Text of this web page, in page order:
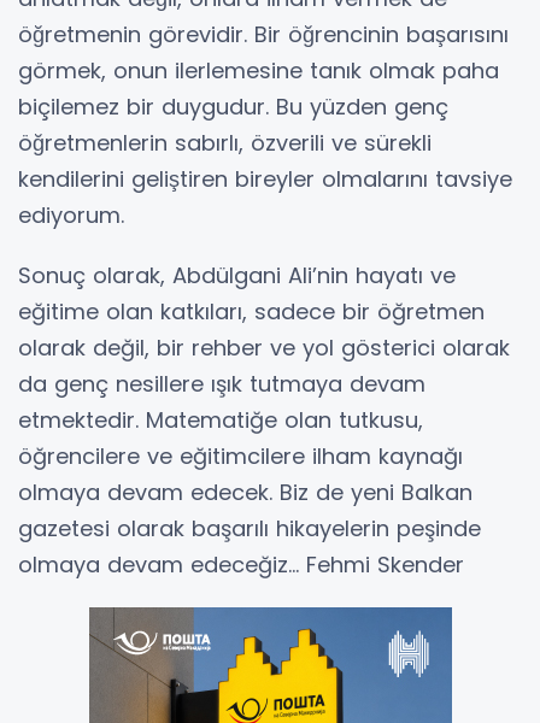
öğretmenin görevidir. Bir öğrencinin başarısını
görmek, onun ilerlemesine tanık olmak paha
biçilemez bir duygudur. Bu yüzden genç
öğretmenlerin sabırlı, özverili ve sürekli
kendilerini geliştiren bireyler olmalarını tavsiye
ediyorum.
Sonuç olarak, Abdülgani Ali’nin hayatı ve
eğitime olan katkıları, sadece bir öğretmen
olarak değil, bir rehber ve yol gösterici olarak
da genç nesillere ışık tutmaya devam
etmektedir. Matematiğe olan tutkusu,
öğrencilere ve eğitimcilere ilham kaynağı
olmaya devam edecek. Biz de yeni Balkan
gazetesi olarak başarılı hikayelerin peşinde
olmaya devam edeceğiz… Fehmi Skender